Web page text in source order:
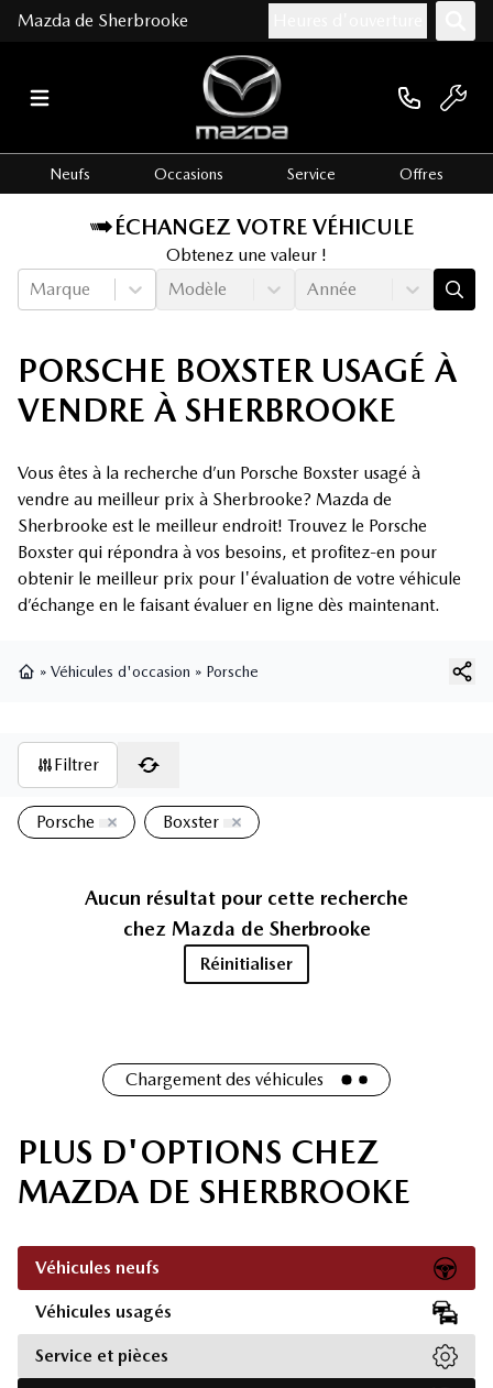
Mazda de Sherbrooke
Neufs Occasions Service Offres
ÉCHANGEZ VOTRE VÉHICULE
Obtenez une valeur !
Marque
Modèle Année
PORSCHE BOXSTER USAGÉ À
VENDRE À SHERBROOKE
Vous êtes à la recherche d’un Porsche Boxster usagé à
vendre au meilleur prix à Sherbrooke? Mazda de
Sherbrooke est le meilleur endroit! Trouvez le Porsche
Boxster qui répondra à vos besoins, et profitez-en pour
obtenir le meilleur prix pour l'évaluation de votre véhicule
d’échange en le faisant évaluer en ligne dès maintenant.
» Véhicules d'occasion » Porsche
Filtrer
Porsche Boxster
Aucun résultat pour cette recherche
chez Mazda de Sherbrooke
Réinitialiser
Chargement des véhicules
PLUS D'OPTIONS CHEZ
MAZDA DE SHERBROOKE
Véhicules neufs
Véhicules usagés
Service et pièces